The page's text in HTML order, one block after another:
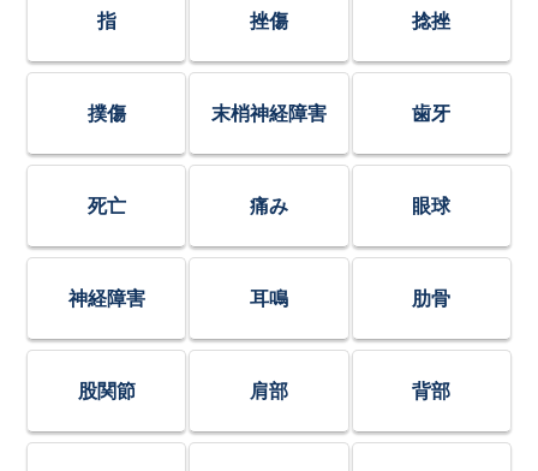
指 挫傷 捻挫
撲傷 末梢神経障害 歯牙
死亡 痛み 眼球
神経障害 耳鳴 肋骨
股関節 肩部 背部